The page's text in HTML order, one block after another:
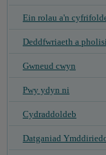
Ein rolau a'n
Deddfwriaeth a pholisi
Gwneud cwyn
Pwy ydyn ni
Cydraddoldeb
Datganiad